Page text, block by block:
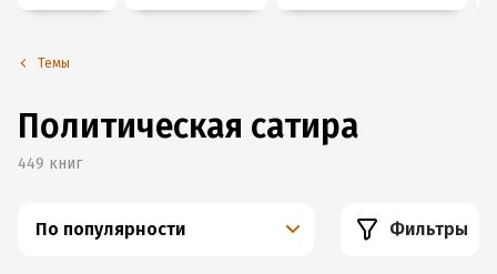
Темы
Политическая сатира
449 книг
По популярности Фильтры